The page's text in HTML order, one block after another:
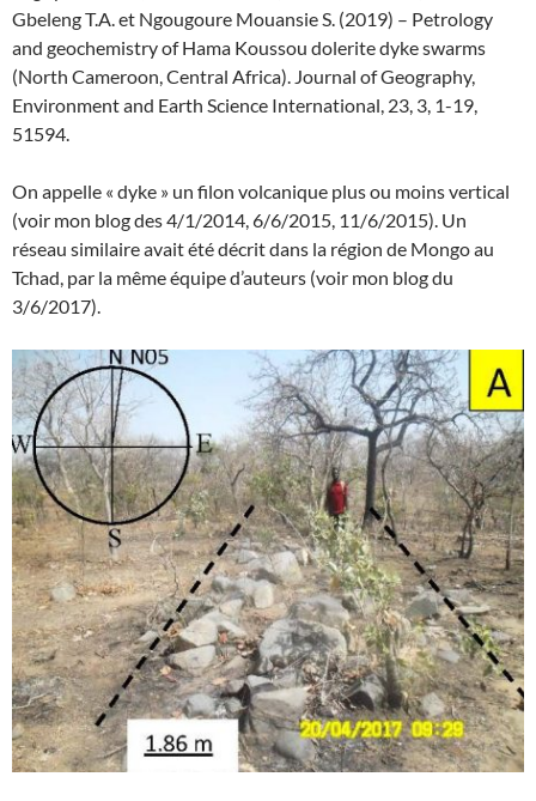
Gbeleng T.A. et Ngougoure Mouansie S. (2019) – Petrology
and geochemistry of Hama Koussou dolerite dyke swarms
(North Cameroon, Central Africa). Journal of Geography,
Environment and Earth Science International, 23, 3, 1-19,
51594.
On appelle « dyke » un filon volcanique plus ou moins vertical
(voir mon blog des 4/1/2014, 6/6/2015, 11/6/2015). Un
réseau similaire avait été décrit dans la région de Mongo au
Tchad, par la même équipe d’auteurs (voir mon blog du
3/6/2017).